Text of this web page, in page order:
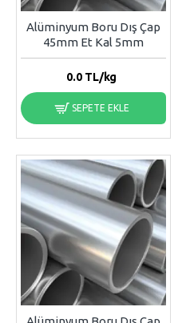
Alüminyum Boru Dış Çap
45mm Et Kal 5mm
0.0TL/kg
SEPETE EKLE